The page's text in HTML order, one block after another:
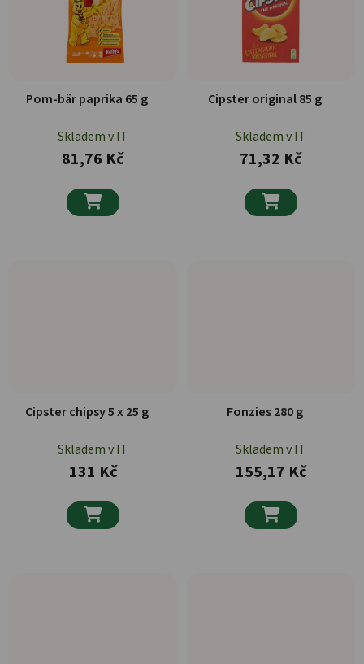
Pom-bär paprika 65 g
Skladem v IT
81,76 Kč

Cipster original 85 g
Skladem v IT
71,32 Kč

Cipster chipsy 5 x 25 g
Skladem v IT
131 Kč

Fonzies 280 g
Skladem v IT
155,17 Kč
